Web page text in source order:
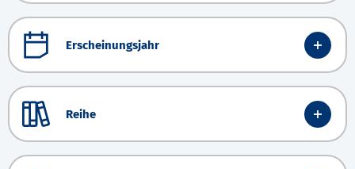
Erscheinungsjahr
Reihe